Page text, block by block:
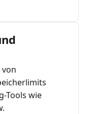
Tools wie